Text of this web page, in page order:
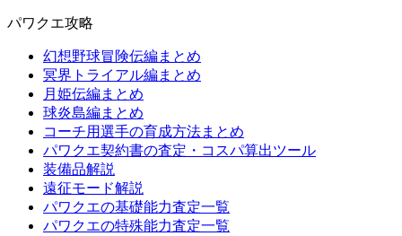
パワクエ攻略
幻想野球冒険伝編まとめ
冥界トライアル編まとめ
月姫伝編まとめ
球炎島編まとめ
コーチ用選手の育成方法まとめ
パワクエ契約書の査定・コスパ算出ツール
装備品解説
遠征モード解説
パワクエの基礎能力査定一覧
パワクエの特殊能力査定一覧